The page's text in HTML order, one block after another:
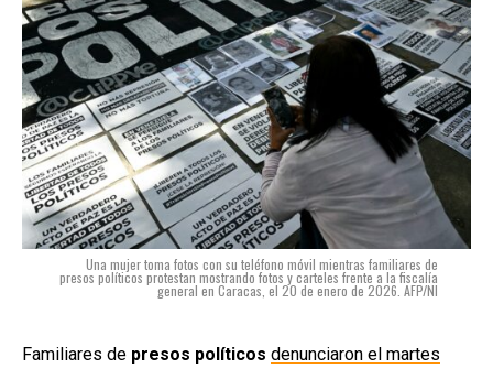
Una mujer toma fotos con su teléfono móvil mientras familiares de
presos políticos protestan mostrando fotos y carteles frente a la fiscalía
general en Caracas, el 20 de enero de 2026. AFP/NI
Familiares de presos políticos denunciaron el martes